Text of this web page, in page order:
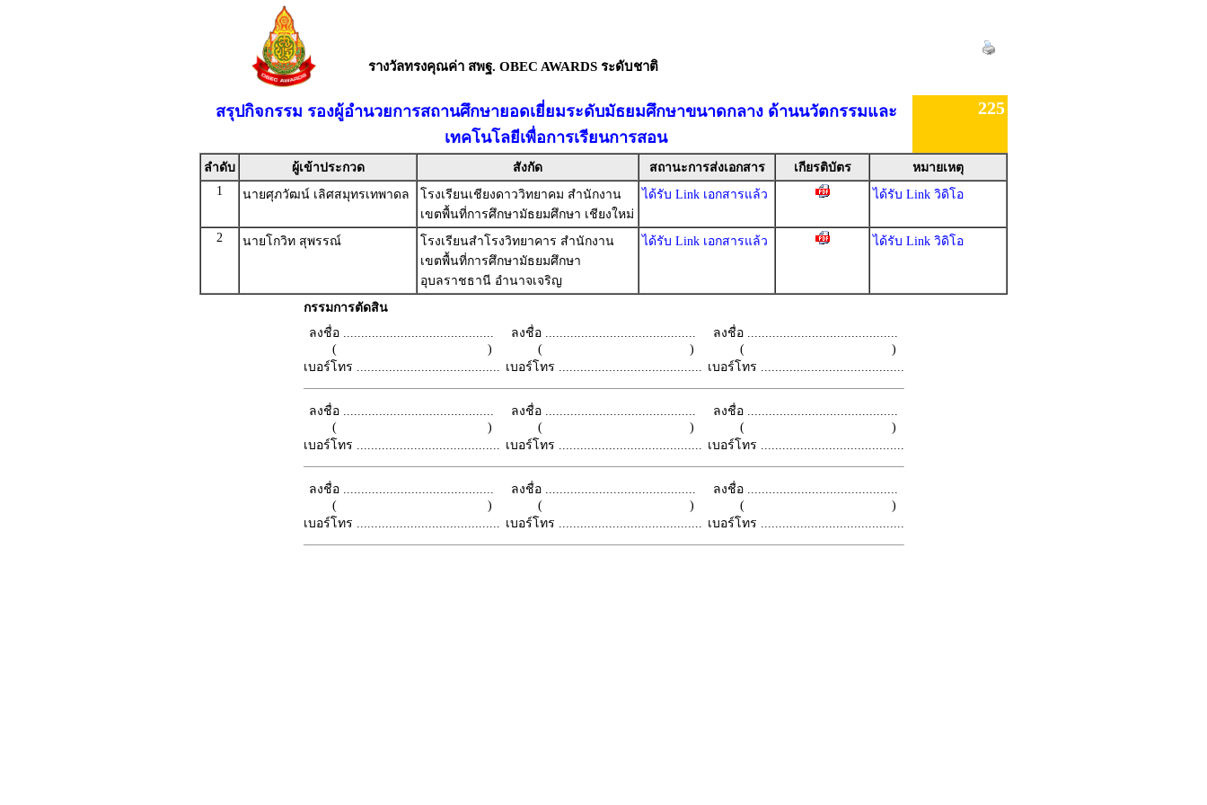
รางวัลทรงคุณค่า สพฐ. OBEC AWARDS ระดับชาติ
สรุปกิจกรรม รองผู้อำนวยการสถานศึกษายอดเยี่ยมระดับมัธยมศึกษาขนาดกลาง ด้านนวัตกรรมและ
เทคโนโลยีเพื่อการเรียนการสอน
225
ลำดับ ผู้เข้าประกวด สังกัด สถานะการส่งเอกสาร เกียรติบัตร
หมายเหตุ
1
นายศุภวัฒน์ เลิศสมุทรเทพาดล
โรงเรียนเชียงดาววิทยาคม สำนักงาน
เขตพื้นที่การศึกษามัธยมศึกษา เชียงใหม่
ได้รับ Link เอกสารแล้ว ได้รับ Link วิดิโอ
2 นายโกวิท สุพรรณ์
โรงเรียนสำโรงวิทยาคาร สำนักงาน
เขตพื้นที่การศึกษามัธยมศึกษา
อุบลราชธานี อำนาจเจริญ
ได้รับ Link เอกสารแล้ว ได้รับ Link วิดิโอ
กรรมการตัดสิน
ลงชื่อ ..........................................
( )
เบอร์โทร ........................................
ลงชื่อ ..........................................
( )
เบอร์โทร ........................................
ลงชื่อ ..........................................
( )
เบอร์โทร ........................................
ลงชื่อ ..........................................
( )
เบอร์โทร ........................................
ลงชื่อ ..........................................
( )
เบอร์โทร ........................................
ลงชื่อ ..........................................
( )
เบอร์โทร ........................................
ลงชื่อ ..........................................
( )
เบอร์โทร ........................................
ลงชื่อ ..........................................
( )
เบอร์โทร ........................................
ลงชื่อ ..........................................
( )
เบอร์โทร ........................................